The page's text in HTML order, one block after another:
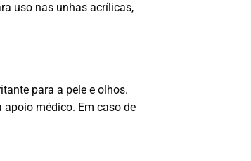
uso nas unhas acrílicas,
para a pele e olhos.
médico. Em caso de